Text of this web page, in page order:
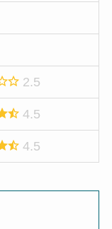
2.5
4.5
4.5